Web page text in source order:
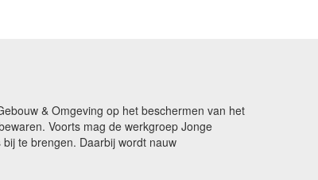
& Omgeving op het beschermen van het
Voorts mag de werkgroep Jonge
te brengen. Daarbij wordt nauw